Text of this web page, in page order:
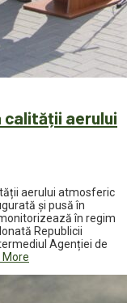
calității aerului
aerului atmosferic
și pusă în
în regim
Republicii
Agenției de
More